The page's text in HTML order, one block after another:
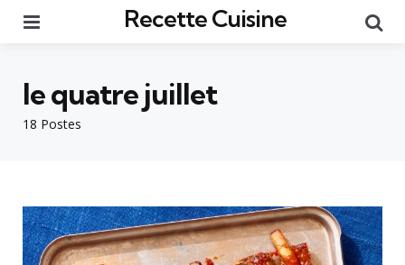
Recette Cuisine
18 Postes
le quatre juillet